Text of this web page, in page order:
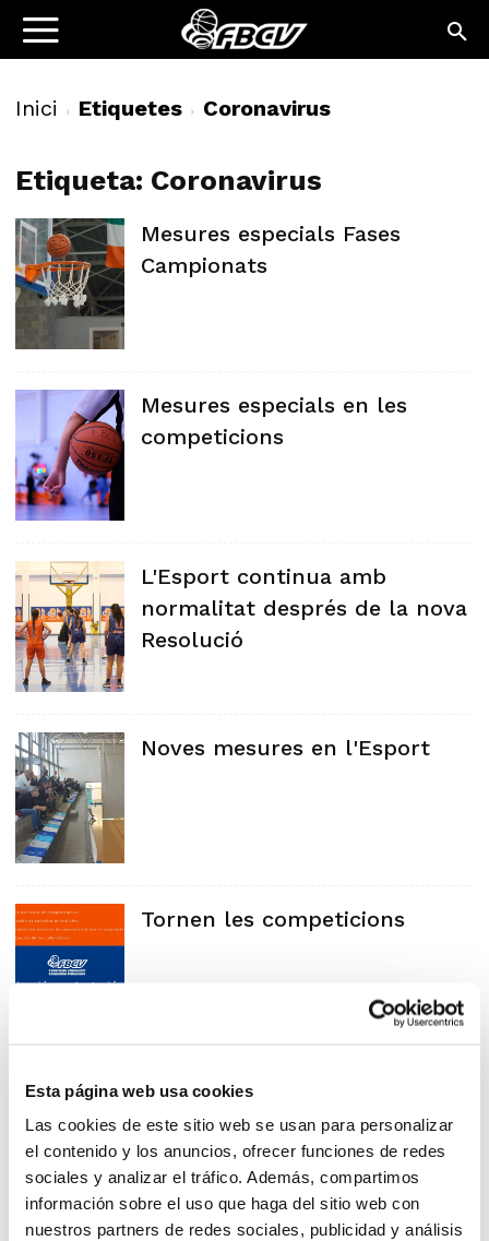
Esta página web usa cookies
Las cookies de este sitio web se usan para personalizar
el contenido y los anuncios, ofrecer funciones de redes
sociales y analizar el tráfico. Además, compartimos
información sobre el uso que haga del sitio web con
nuestros partners de redes sociales, publicidad y análisis
Inici Etiquetes Coronavirus
Etiqueta: Coronavirus
Mesures especials Fases
Campionats
Mesures especials en les
competicions
L'Esport continua amb
normalitat després de la nova
Resolució
Noves mesures en l'Esport
Tornen les competicions
La Generalitat anuncia la
tornada de totes les
competicions